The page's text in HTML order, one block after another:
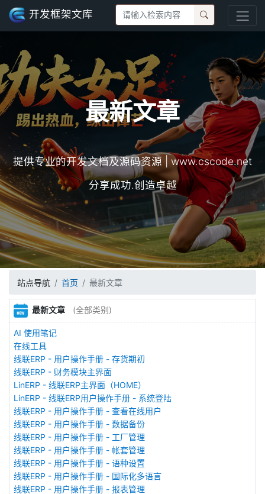
开发框架文库
最新文章
提供专业的开发文档及源码资源 | www.cscode.net
分享成功.创造卓越
站点导航 首页 最新文章
最新文章 (全部类别)
AI 使用笔记
在线工具
线联ERP - 用户操作手册 - 存货期初
线联ERP - 财务模块主界面
LinERP - 线联ERP主界面（HOME）
LinERP - 线联ERP用户操作手册 - 系统登陆
线联ERP - 用户操作手册 - 查看在线用户
线联ERP - 用户操作手册 - 数据备份
线联ERP - 用户操作手册 - 工厂管理
线联ERP - 用户操作手册 - 帐套管理
线联ERP - 用户操作手册 - 语种设置
线联ERP - 用户操作手册 - 国际化多语言
线联ERP - 用户操作手册 - 报表管理